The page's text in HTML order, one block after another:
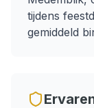
tijdens
gemiddeld